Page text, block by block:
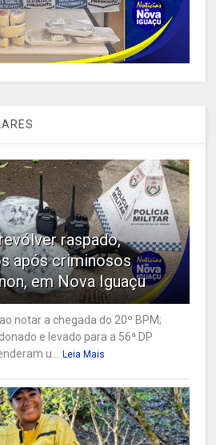
raspado,
após criminosos
em Nova Iguaçu
notar a chegada do 20º BPM;
e levado para a 56ª DP
u... Leia Mais